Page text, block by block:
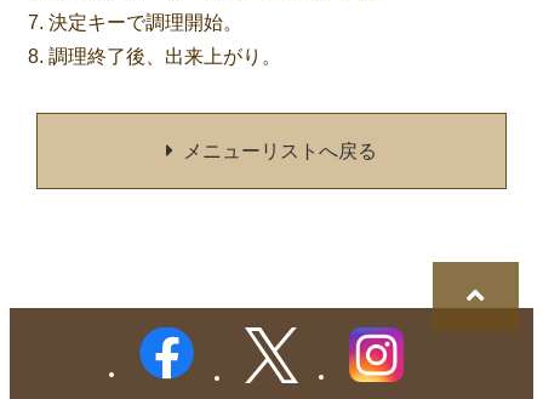
決定キーで調理開始。
調理終了後、出来上がり。
メニューリストへ戻る